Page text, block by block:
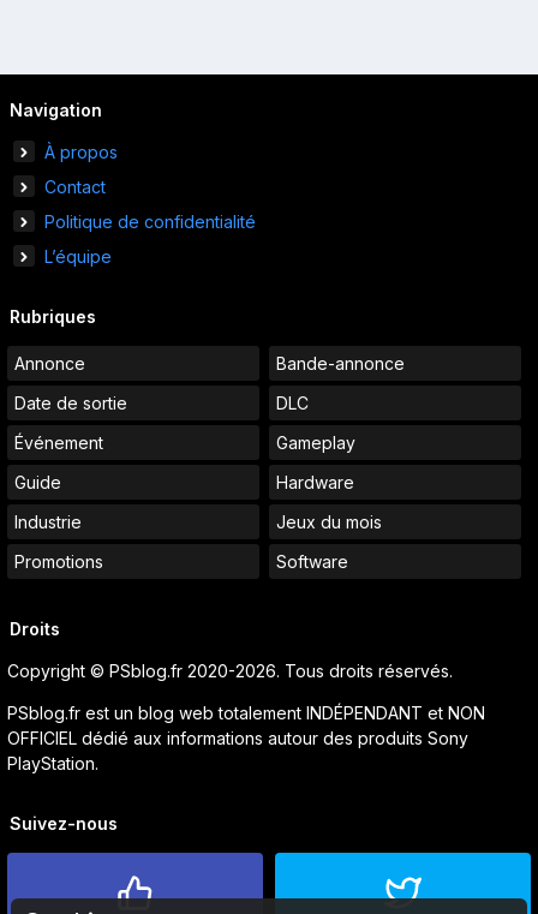
Navigation
À propos
Contact
Politique de confidentialité
L’équipe
Rubriques
Annonce
Bande-annonce
Date de sortie
DLC
Événement
Gameplay
Guide
Hardware
Industrie
Jeux du mois
Promotions
Software
Droits
Copyright © PSblog.fr 2020-2026. Tous droits réservés.
PSblog.fr est un blog web totalement INDÉPENDANT et NON
OFFICIEL dédié aux informations autour des produits Sony
PlayStation.
Suivez-nous